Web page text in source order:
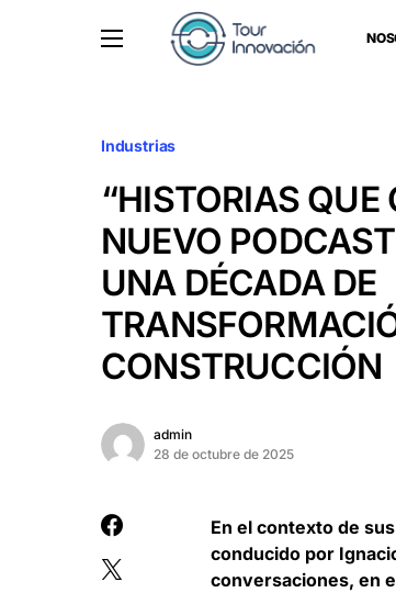
Industrias
“HISTORIAS QUE
NUEVO
UNA DÉCADA DE
CONSTRUCCIÓN
admin
28 de octubre de 2025
En el contexto de
conducido por
conversaciones, en